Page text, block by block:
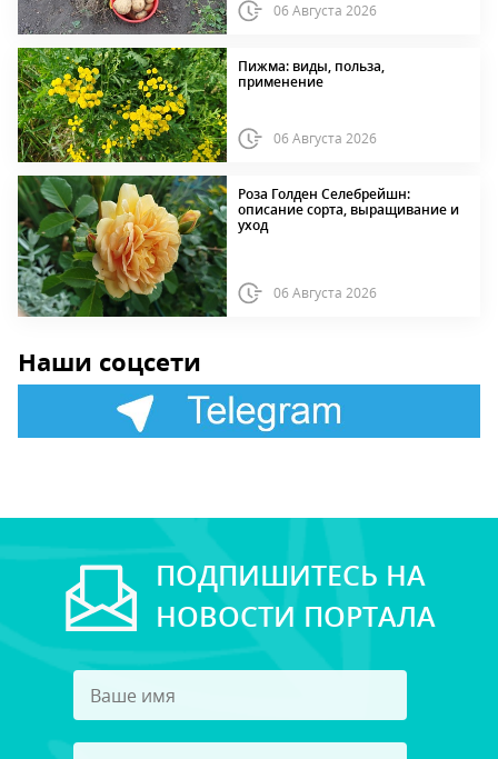
06 Августа 2026
Пижма: виды, польза,
применение
06 Августа 2026
Роза Голден Селебрейшн:
описание сорта, выращивание и
уход
06 Августа 2026
Наши соцсети
ПОДПИШИТЕСЬ НА
НОВОСТИ ПОРТАЛА